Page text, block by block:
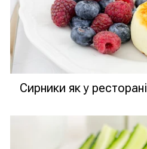
Сирники як у ресторані